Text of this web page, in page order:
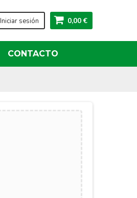
0,00 €
Iniciar sesión
CONTACTO